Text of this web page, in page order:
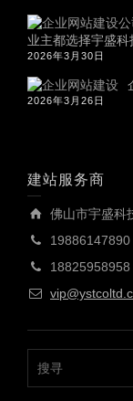
业主都选择宇盛科
2026年3月30日
2026年3月26日
建站服务商
佛山市宇盛科
19886147890
18825958958